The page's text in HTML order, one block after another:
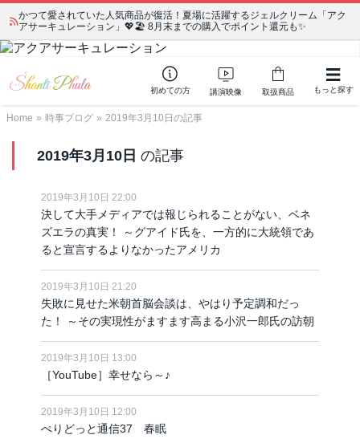
かつて愛されていた人気商品が復活！夏場に活躍するジェルクリーム「アク
アサーキュレーション」💖🏖️ 8月末までの購入でポイント還元も✨
宗教学講座 中級コース 第139回 明治以降の日本の闇３ 〜日本の黒幕た
ちの出自／在日が入り込むヤクザ／朝鮮進駐軍から始まったパチンコ利権
初めての方 講演映像 取扱商品 もっと探す
Home » 時事ブログ » 2019年3月10日の記事
2019年3月10日 の記事
2019年3月10日 22:00
決して大手メディアでは報じられることがない、ベネ
ズエラの真実！ ～グアイド氏を、一方的に大統領であ
ると宣言するよりなかったアメリカ
2019年3月10日 21:20
失敗に見せた米朝首脳会談は、やはり予定調和だっ
た！ ～その実現性がますます高まる小沢一郎氏の訪朝
2019年3月10日 13:00
［YouTube］幸せなら～♪
2019年3月10日 12:00
ぺりどっと通信37 春眠